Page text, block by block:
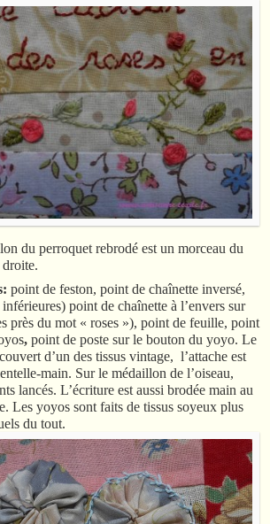
du perroquet rebrodé est un morceau du
point de feston, point de chaînette inversé,
point de chaînette à l’envers sur
près du mot « roses »), point de feuille, point
, point de poste sur le bouton du yoyo. Le
d’un des tissus vintage, l’attache est
main. Sur le médaillon de l’oiseau,
lancés. L’écriture est aussi brodée main au
Les yoyos sont faits de tissus soyeux plus
du tout.